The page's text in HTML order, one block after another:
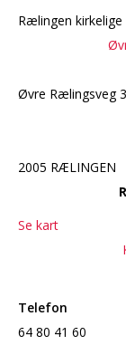
UTLEIE
Øvre
2005 RÆLINGEN
Se kart
Telefon
64 80 41 60